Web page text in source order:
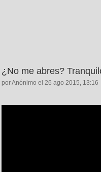
¿No me abres?
por Anónimo el 26 ago 2015, 13:16